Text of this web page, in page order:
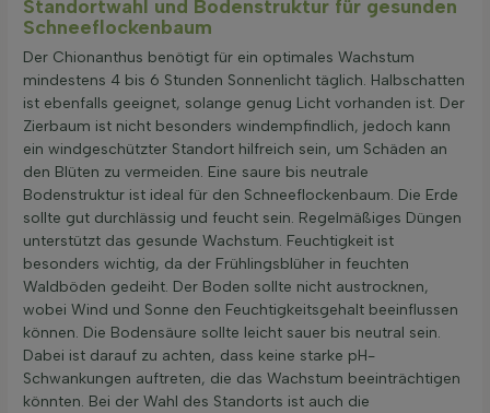
Standortwahl und Bodenstruktur für gesunden
Schneeflockenbaum
Der Chionanthus benötigt für ein optimales Wachstum
mindestens 4 bis 6 Stunden Sonnenlicht täglich. Halbschatten
ist ebenfalls geeignet, solange genug Licht vorhanden ist. Der
Zierbaum ist nicht besonders windempfindlich, jedoch kann
ein windgeschützter Standort hilfreich sein, um Schäden an
den Blüten zu vermeiden. Eine saure bis neutrale
Bodenstruktur ist ideal für den Schneeflockenbaum. Die Erde
sollte gut durchlässig und feucht sein. Regelmäßiges Düngen
unterstützt das gesunde Wachstum. Feuchtigkeit ist
besonders wichtig, da der Frühlingsblüher in feuchten
Waldböden gedeiht. Der Boden sollte nicht austrocknen,
wobei Wind und Sonne den Feuchtigkeitsgehalt beeinflussen
können. Die Bodensäure sollte leicht sauer bis neutral sein.
Dabei ist darauf zu achten, dass keine starke pH-
Schwankungen auftreten, die das Wachstum beeinträchtigen
könnten. Bei der Wahl des Standorts ist auch die